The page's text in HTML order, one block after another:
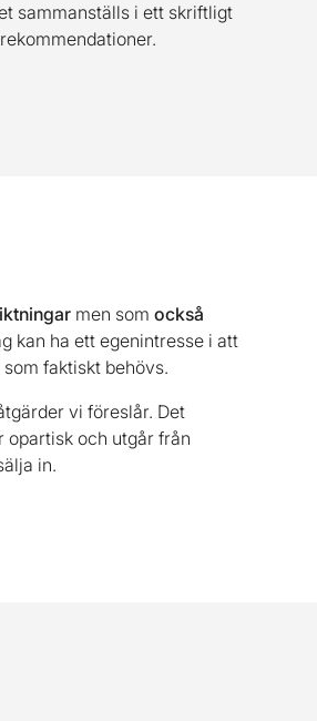
sammanställs i ett skriftligt
men som också
kan ha ett egenintresse i att
faktiskt behövs.
vi föreslår. Det
opartisk och utgår från
in.